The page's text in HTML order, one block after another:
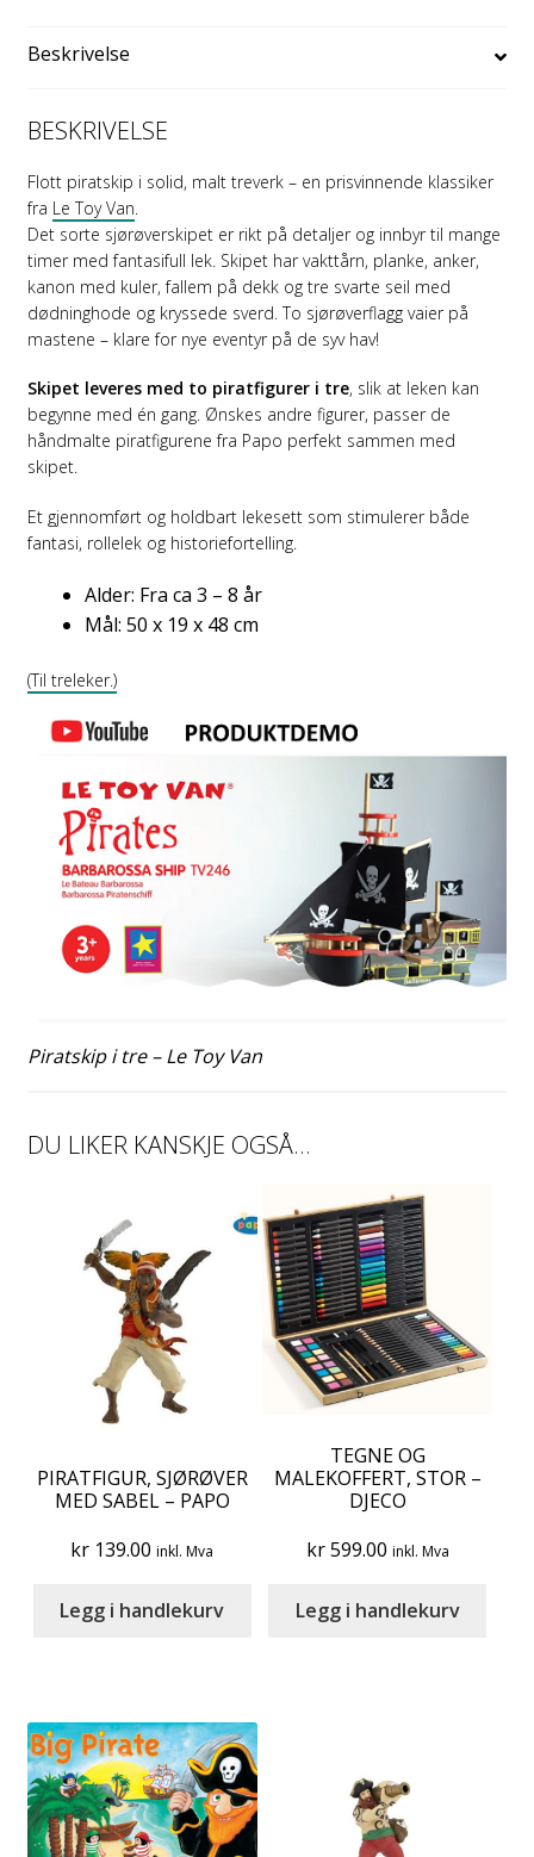
Beskrivelse
BESKRIVELSE
Flott piratskip i solid, malt treverk – en prisvinnende klassiker
fra Le Toy Van
Det sorte sjørøverskipet er rikt på detaljer og innbyr til mange
timer med fantasifull lek. Skipet har vakttårn, planke, anker,
kanon med kuler, fallem på dekk og tre svarte seil med
dødninghode og kryssede sverd. To sjørøverflagg vaier på
mastene – klare for nye eventyr på de syv hav!
Skipet leveres med to piratfigurer i tre, slik at leken kan
begynne med én gang. Ønskes andre figurer, passer de
håndmalte piratfigurene fra Papo perfekt sammen med
skipet.
Et gjennomført og holdbart lekesett som stimulerer både
fantasi, rollelek og historiefortelling.
Alder: Fra ca 3 – 8 år
Mål: 50 x 19 x 48 cm
(Til treleker.)
Piratskip i tre – Le Toy Van
DU LIKER KANSKJE OGSÅ…
PIRATFIGUR, SJØRØVER
MED SABEL – PAPO
kr 139.00 inkl. Mva
Legg i handlekurv
TEGNE OG
MALEKOFFERT, STOR –
DJECO
kr599.00 inkl. Mva
Legg i handlekurv